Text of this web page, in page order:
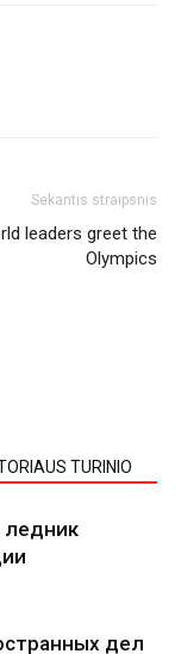
Sekantis straipsnis
leaders greet the
Olympics
TURINIO
дел